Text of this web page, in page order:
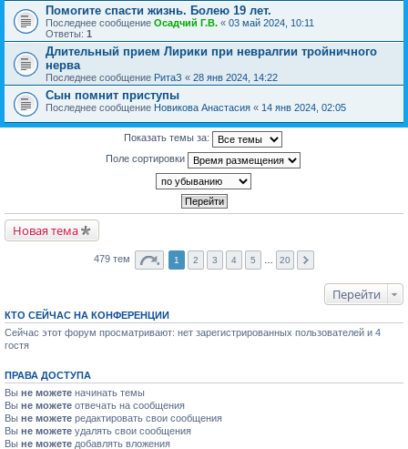
Помогите спасти жизнь. Болею 19 лет.
Последнее сообщение Осадчий Г.В. « 03 май 2024, 10:11
Ответы: 1
Длительный прием Лирики при невралгии тройничного
нерва
Последнее сообщение РитаЗ « 28 янв 2024, 14:22
Сын помнит приступы
Последнее сообщение Новикова Анастасия « 14 янв 2024, 02:05
Показать темы за:
Поле сортировки
Новая тема
479 тем 1 2 3 4 5 20
Перейти
КТО СЕЙЧАС НА КОНФЕРЕНЦИИ
Сейчас этот форум просматривают: нет зарегистрированных пользователей и 4
гостя
ПРАВА ДОСТУПА
Вы не можете начинать темы
Вы не можете отвечать на сообщения
Вы не можете редактировать свои сообщения
Вы не можете удалять свои сообщения
Вы не можете добавлять вложения